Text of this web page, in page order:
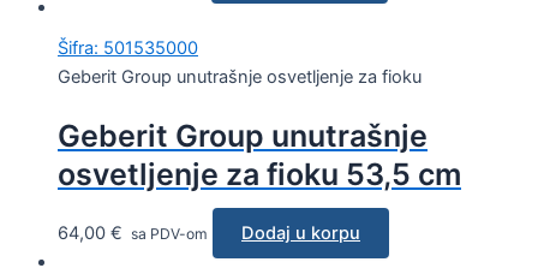
Šifra: 501535000
Geberit Group unutrašnje osvetljenje za fioku
Geberit Group unutrašnje
osvetljenje za fioku 53,5 cm
64,00 € sa PDV-om Dodaj u korpu